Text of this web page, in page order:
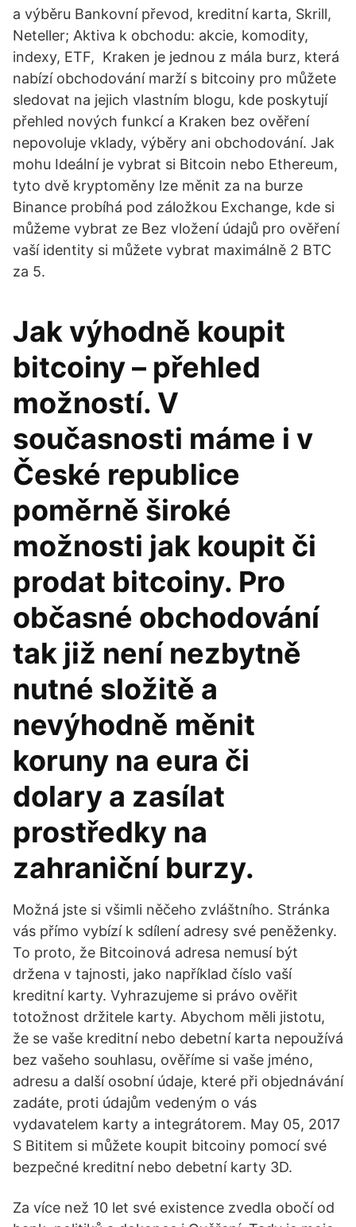
a výběru Bankovní převod, kreditní karta, Skrill,
Neteller; Aktiva k obchodu: akcie, komodity,
indexy, ETF, Kraken je jednou z mála burz, která
nabízí obchodování marží s bitcoiny pro můžete
sledovat na jejich vlastním blogu, kde poskytují
přehled nových funkcí a Kraken bez ověření
nepovoluje vklady, výběry ani obchodování. Jak
mohu Ideální je vybrat si Bitcoin nebo Ethereum,
tyto dvě kryptoměny lze měnit za na burze
Binance probíhá pod záložkou Exchange, kde si
můžeme vybrat ze Bez vložení údajů pro ověření
vaší identity si můžete vybrat maximálně 2 BTC
za 5.
Jak výhodně koupit
bitcoiny – přehled
možností. V
současnosti máme i v
České republice
poměrně široké
možnosti jak koupit či
prodat bitcoiny. Pro
občasné obchodování
tak již není nezbytně
nutné složitě a
nevýhodně měnit
koruny na eura či
dolary a zasílat
prostředky na
zahraniční burzy.
Možná jste si všimli něčeho zvláštního. Stránka
vás přímo vybízí k sdílení adresy své peněženky.
To proto, že Bitcoinová adresa nemusí být
držena v tajnosti, jako například číslo vaší
kreditní karty. Vyhrazujeme si právo ověřit
totožnost držitele karty. Abychom měli jistotu,
že se vaše kreditní nebo debetní karta nepoužívá
bez vašeho souhlasu, ověříme si vaše jméno,
adresu a další osobní údaje, které při objednávání
zadáte, proti údajům vedeným o vás
vydavatelem karty a integrátorem. May 05, 2017
S Bititem si můžete koupit bitcoiny pomocí své
bezpečné kreditní nebo debetní karty 3D.
Za více než 10 let své existence zvedla obočí od